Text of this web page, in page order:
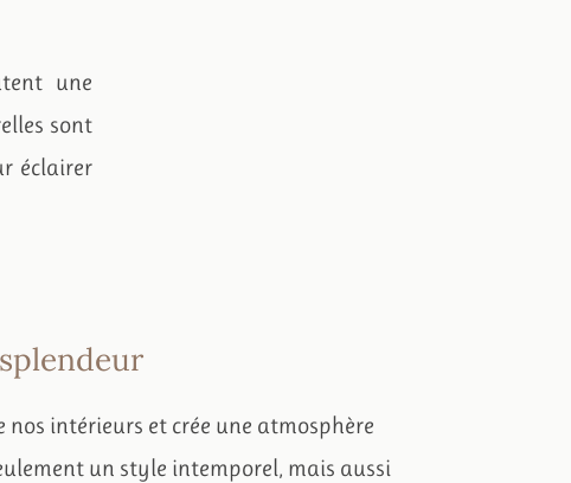
une
sont
éclairer
nos intérieurs et crée une atmosphère
un style intemporel, mais aussi